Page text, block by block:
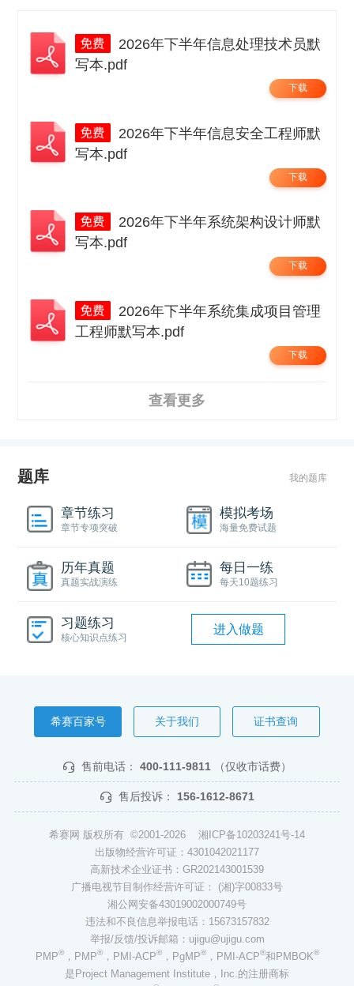
写本.pdf
下载
写本.pdf
下载
写本.pdf
下载
工程师默写本.pdf
下载
查看更多
题库 我的题库
章节练习
章节专项突破
模拟考场
海量免费试题
历年真题
真题实战演练
每日一练
每天10题练习
习题练习
核心知识点练习
进入做题
希赛百家号 关于我们 证书查询
售前电话： 400-111-9811 （仅收市话费）
售后投诉： 156-1612-8671
希赛网 版权所有 ©2001-2026 湘ICP备10203241号-14
出版物经营许可证：4301042021177
高新技术企业证书：GR202143001539
广播电视节目制作经营许可证： (湘)字00833号
湘公网安备43019002000749号
违法和不良信息举报电话：15673157832
举报/反馈/投诉邮箱：ujigu@ujigu.com
PMP®，PMP®，PMI-ACP®，PgMP®，PMI-ACP®和PMBOK®
是Project Management Institute，Inc.的注册商标